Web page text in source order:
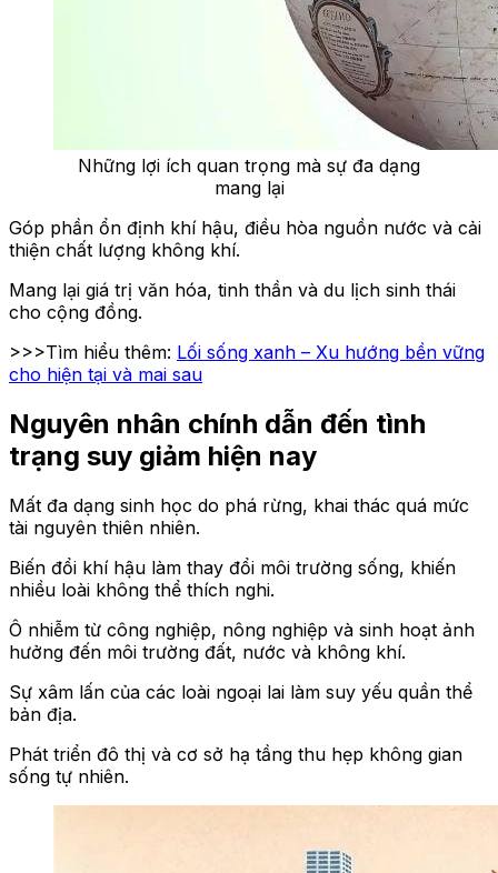
Những lợi ích quan trọng mà sự đa dạng
mang lại
Góp phần ổn định khí hậu, điều hòa nguồn nước và cải
thiện chất lượng không khí.
Mang lại giá trị văn hóa, tinh thần và du lịch sinh thái
cho cộng đồng.
>>>Tìm hiểu thêm: Lối sống xanh – Xu hướng bền vững
cho hiện tại và mai sau
Nguyên nhân chính dẫn đến tình
trạng suy giảm hiện nay
Mất đa dạng sinh học do phá rừng, khai thác quá mức
tài nguyên thiên nhiên.
Biến đổi khí hậu làm thay đổi môi trường sống, khiến
nhiều loài không thể thích nghi.
Ô nhiễm từ công nghiệp, nông nghiệp và sinh hoạt ảnh
hưởng đến môi trường đất, nước và không khí.
Sự xâm lấn của các loài ngoại lai làm suy yếu quần thể
bản địa.
Phát triển đô thị và cơ sở hạ tầng thu hẹp không gian
sống tự nhiên.